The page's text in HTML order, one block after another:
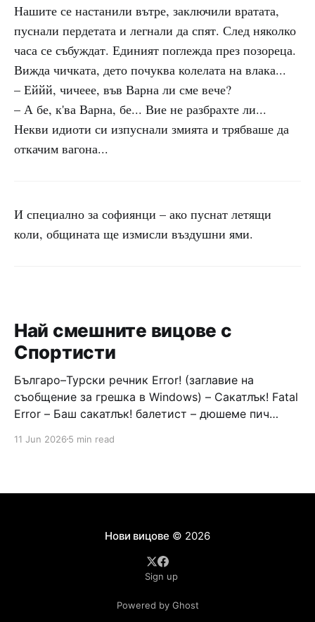
Нашите се настанили вътре, заключили вратата,
пуснали пердетата и легнали да спят. След няколко
часа се събуждат. Единият поглежда през позореца.
Вижда чичката, дето почуква колелата на влака...
– Еййй, чичеее, във Варна ли сме вече?
– А бе, к'ва Варна, бе... Вие не разбрахте ли...
Некви идиоти си изпуснали змията и трябваше да
откачим вагона...
И специално за софиянци – ако пуснат летящи
коли, общината ще измисли въздушни ями.
Най смешните вицове с
Спортисти
Българо–Турски речник Error! (заглавие на
съобщение за грешка в Windows) – Сакатлък! Fatal
Error – Баш сакатлък! балетист – дюшеме пич
Война и мир – Патаклама и рахатлък Cancel –
дявола – дур базик шаркан бабана сакатлък Двама
11 Jun 2026 5 min read
Нови вицове © 2026
Sign up
Powered by Ghost